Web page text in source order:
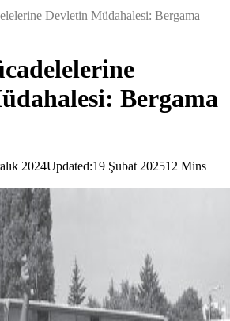
Devletin Müdahalesi: Bergama
Bergama
2024Updated:19 Şubat 202512 Mins